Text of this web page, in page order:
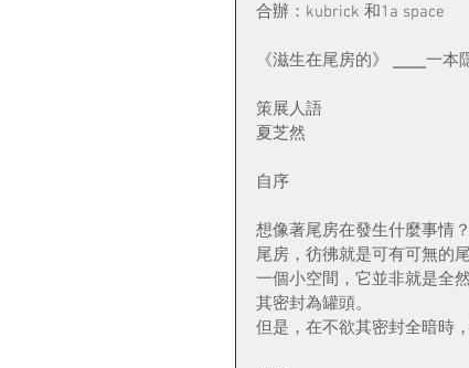
合辦：kubrick 和1a space
《滋生在尾房的》 ╴╴一本
策展人語
夏芝然
自序
想像著尾房在發生什麼事情
尾房，彷彿就是可有可無的
一個小空間，它並非就是全
其密封為罐頭。
但是，在不欲其密封全暗時